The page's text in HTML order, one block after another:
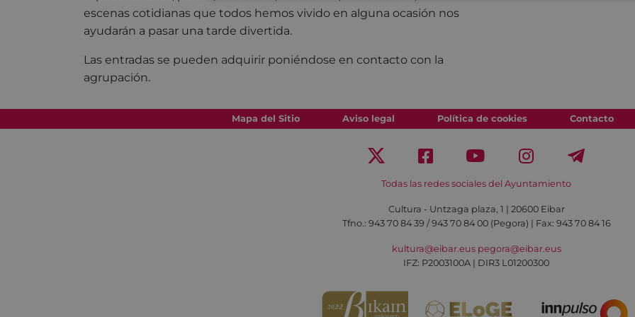
escenas cotidianas que todos hemos vivido en alguna ocasión nos
ayudarán a pasar una tarde divertida.
Las entradas se pueden adquirir poniéndose en contacto con la
agrupación.
Mapa del Sitio Aviso legal Política de cookies Contacto
Todas las redes sociales del Ayuntamiento
Cultura - Untzaga plaza, 1 | 20600 Eibar
Tfno.: 943 70 84 39 / 943 70 84 00 (Pegora) | Fax: 943 70 84 16
kultura@eibar.eus pegora@eibar.eus
IFZ: P2003100A | DIR3 L01200300